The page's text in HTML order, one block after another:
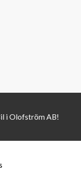
i Olofström AB!